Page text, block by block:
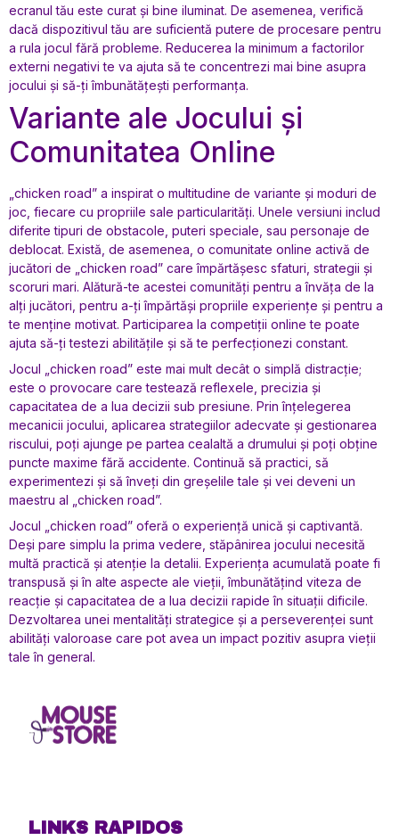
ecranul tău este curat și bine iluminat. De asemenea, verifică
dacă dispozitivul tău are suficientă putere de procesare pentru
a rula jocul fără probleme. Reducerea la minimum a factorilor
externi negativi te va ajuta să te concentrezi mai bine asupra
jocului și să-ți îmbunătățești performanța.
Variante ale Jocului și
Comunitatea Online
„chicken road” a inspirat o multitudine de variante și moduri de
joc, fiecare cu propriile sale particularități. Unele versiuni includ
diferite tipuri de obstacole, puteri speciale, sau personaje de
deblocat. Există, de asemenea, o comunitate online activă de
jucători de „chicken road” care împărtășesc sfaturi, strategii și
scoruri mari. Alătură-te acestei comunități pentru a învăța de la
alți jucători, pentru a-ți împărtăși propriile experiențe și pentru a
te menține motivat. Participarea la competiții online te poate
ajuta să-ți testezi abilitățile și să te perfecționezi constant.
Jocul „chicken road” este mai mult decât o simplă distracție;
este o provocare care testează reflexele, precizia și
capacitatea de a lua decizii sub presiune. Prin înțelegerea
mecanicii jocului, aplicarea strategiilor adecvate și gestionarea
riscului, poți ajunge pe partea cealaltă a drumului și poți obține
puncte maxime fără accidente. Continuă să practici, să
experimentezi și să înveți din greșelile tale și vei deveni un
maestru al „chicken road”.
Jocul „chicken road” oferă o experiență unică și captivantă.
Deși pare simplu la prima vedere, stăpânirea jocului necesită
multă practică și atenție la detalii. Experiența acumulată poate fi
transpusă și în alte aspecte ale vieții, îmbunătățind viteza de
reacție și capacitatea de a lua decizii rapide în situații dificile.
Dezvoltarea unei mentalități strategice și a perseverenței sunt
abilități valoroase care pot avea un impact pozitiv asupra vieții
tale în general.
LINKS RAPIDOS